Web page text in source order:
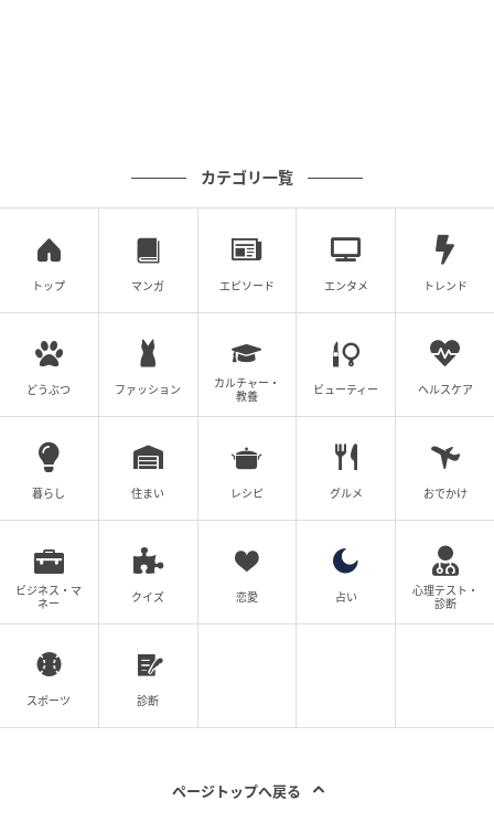
合には逆に質問をすることで、どんな答えを求めてい
って求めている答えはなんとなくわかるもの。あとは
それに合わせたり、聞く側に回ったりすることもでき
そうです。
旦那さんのことを話さない人、じつは夫婦円
『旦那のことを喋らない人ほど夫婦円満なんだよね。それに自
慢に取られちゃうから言わない』
出典：https://mamastar.jp/bbs/topic/4524873
と思う気持ちもあるでしょうが、素直に話すと他の人
から引かれてしまうこともあります。相手にとっては
自慢話と感じることもあるのでしょう。旦那さんに不
るだけ話をしない方がよい場合も。質問をされたら逆
カテゴリ一覧
トップ マンガ エピソード エンタメ トレンド
どうぶつ ファッション
カルチャー・
教養
ビューティー ヘルスケア
暮らし 住まい レシピ グルメ おでかけ
ビジネス・マ
ネー
クイズ 恋愛 占い
心理テスト・
診断
スポーツ 診断
ページトップへ戻る